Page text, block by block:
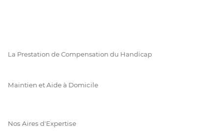
La Prestation de Compensation du Handicap
Maintien et Aide à Domicile
Nos Aires d'Expertise